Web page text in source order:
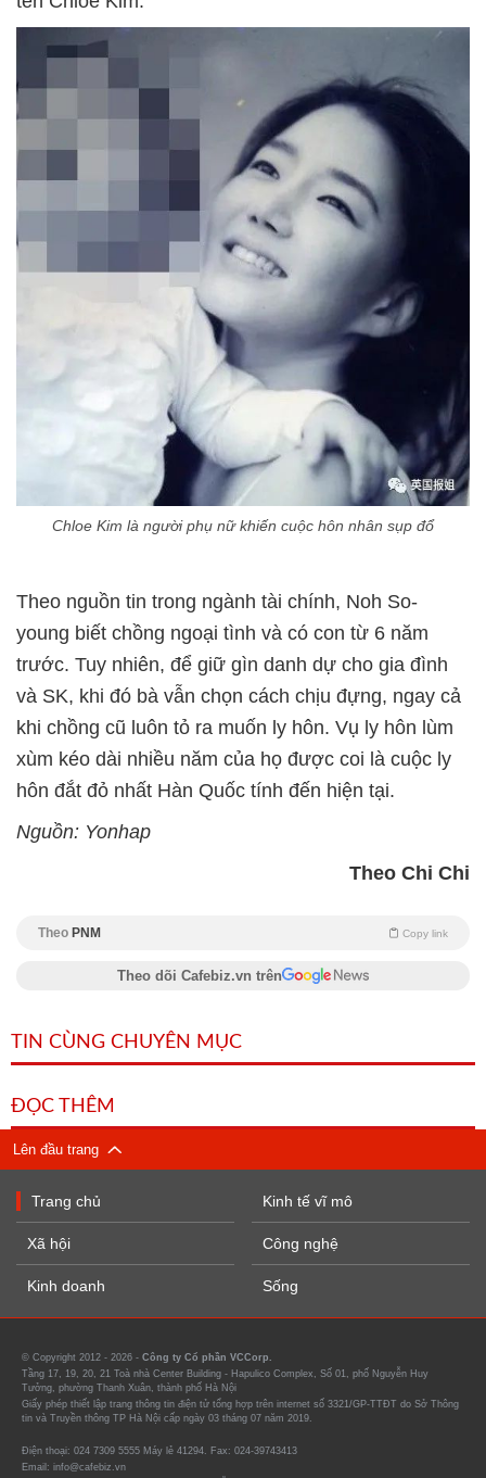
Chloe Kim là người phụ nữ khiến cuộc hôn nhân sụp đổ
Theo nguồn tin trong ngành tài chính, Noh So-
young biết chồng ngoại tình và có con từ 6 năm
trước. Tuy nhiên, để giữ gìn danh dự cho gia đình
và SK, khi đó bà vẫn chọn cách chịu đựng, ngay cả
khi chồng cũ luôn tỏ ra muốn ly hôn. Vụ ly hôn lùm
xùm kéo dài nhiều năm của họ được coi là cuộc ly
hôn đắt đỏ nhất Hàn Quốc tính đến hiện tại.
Nguồn: Yonhap
Theo Chi Chi
Theo PNM Copy link
Theo dõi Cafebiz.vn trên
TIN CÙNG CHUYÊN MỤC
ĐỌC THÊM
Lên đầu trang
Trang chủ
Xã hội
Kinh doanh
Kinh tế vĩ mô
Công nghệ
Sống
© Copyright 2012 - 2026 - Công ty Cổ phần VCCorp.
Tầng 17, 19, 20, 21 Toà nhà Center Building - Hapulico Complex, Số 01, phố Nguyễn Huy
Tưởng, phường Thanh Xuân, thành phố Hà Nội
Giấy phép thiết lập trang thông tin điện tử tổng hợp trên internet số 3321/GP-TTĐT do Sở Thông
tin và Truyền thông TP Hà Nội cấp ngày 03 tháng 07 năm 2019.
Điện thoại: 024 7309 5555 Máy lẻ 41294. Fax: 024-39743413
Email: info@cafebiz.vn